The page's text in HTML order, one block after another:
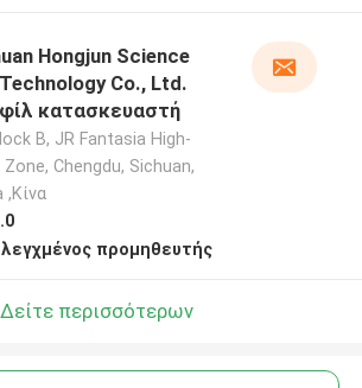
Hongjun Science
Co., Ltd.
κατασκευαστή
B, JR Fantasia High-
Zone, Chengdu, Sichuan,
,Κίνα
προμηθευτής
Δείτε περισσότερων